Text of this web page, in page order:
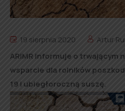
19 sierpnia 2020
Artur
ARiMR informuje o trwającym
wsparcie dla rolników
19 i ubiegłoroczną suszę.